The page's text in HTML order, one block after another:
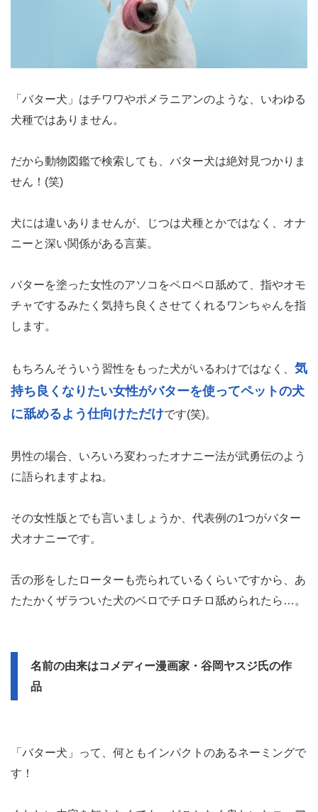
「バター犬」はチワワやポメラニアンのような、いわゆる
犬種ではありません。
だから動物図鑑で検索しても、バター犬は絶対見つかりま
せん！(笑)
犬には違いありませんが、じつは犬種とかではなく、オナ
ニーと深い関係がある言葉。
バターを塗った女性のアソコをペロペロ舐めて、指やオモ
チャでするみたく気持ち良くさせてくれるワンちゃんを指
します。
もちろんそういう習性をもった犬がいるわけではなく、 気
持ち良くなりたい女性がバターを使ってペットの犬
に舐めるよう仕向けただけです(笑)。
男性の場合、いろいろ変わったオナニー法が武勇伝のよう
に語られますよね。
その女性版とでも言いましょうか、代表例の1つがバター
犬オナニーです。
舌の形をしたローターも売られているくらいですから、あ
たたかくザラついた犬のベロでチロチロ舐められたら…。
名前の由来はコメディー漫画家・谷岡ヤスジ氏の作
品
「バター犬」って、何ともインパクトのあるネーミングで
す！